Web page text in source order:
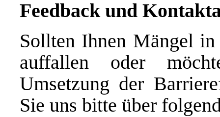
Feedback und
Sollten Ihnen Mängel
auffallen oder
Umsetzung der
Sie uns bitte über